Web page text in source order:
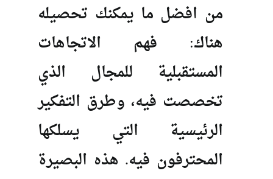
من افضل ما يمكنك تحصيله
هناك: فهم الاتجاهات
المستقبلية للمجال الذي
تخصصت فيه، وطرق التفكير
الرئيسية التي يسلكها
المحترفون فيه. هذه البصيرة